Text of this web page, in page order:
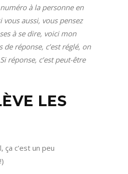
à la personne en
aussi, vous pensez
à se dire, voici mon
de réponse, c’est réglé, on
réponse, c’est peut-être
LES
ça c’est un peu